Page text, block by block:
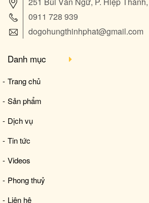
0911 728 939
dogohungthinhphat@gmail.com
Danh mục
Trang chủ
Sản phẩm
Dịch vụ
Tin tức
Videos
Phong thuỷ
Liên hệ